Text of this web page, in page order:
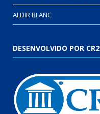
ALDIR BLANC
DESENVOLVIDO POR CR2